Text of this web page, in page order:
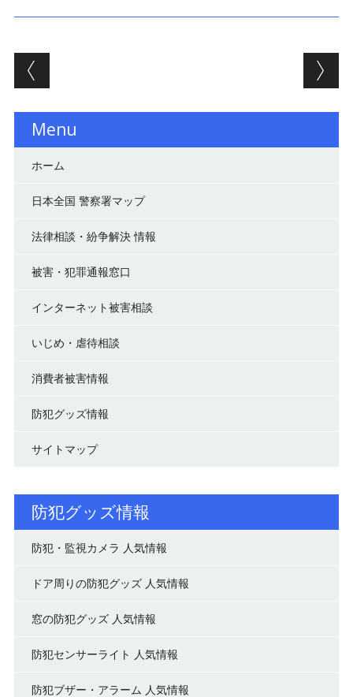
投稿ナビゲーション
Menu
ホーム
日本全国 警察署マップ
法律相談・紛争解決 情報
被害・犯罪通報窓口
インターネット被害相談
いじめ・虐待相談
消費者被害情報
防犯グッズ情報
サイトマップ
防犯グッズ情報
防犯・監視カメラ 人気情報
ドア周りの防犯グッズ 人気情報
窓の防犯グッズ 人気情報
防犯センサーライト 人気情報
防犯ブザー・アラーム 人気情報